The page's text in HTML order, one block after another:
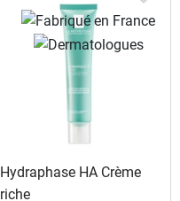
Hydraphase HA Crème
riche